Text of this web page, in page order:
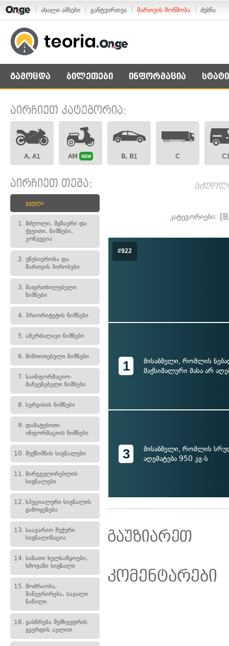
ახალი ამბები განტვირთვა მართვის მოწმობა ძებნა
გამოცდა ბილეთები ინფორმაცია
აირჩიეთ კატეგორია:
A, A1 AM NEW B, B1 C
აირჩიეთ თემა:
ყველა
1. მძღოლი, მგზავრი და
ქვეითი, ნიშნები,
კონვეცია
2. უწესივრობა და
მართვის პირობები
3. მაფრთხილებელი
ნიშნები
4. პრიორიტეტის ნიშნები
5. ამკრძალავი ნიშნები
6. მიმთითებელი ნიშნები
7. საინფორმაციო-
მაჩვენებელი ნიშნები
8. სერვისის ნიშნები
9. დამატებითი
ინფორმაციის ნიშნები
10. შუქნიშნის სიგნალები
11. მარეგულირებლის
სიგნალები
12. სპეციალური სიგნალის
გამოყენება
13. საავარიო შუქური
სიგნალიზაცია
14. სანათი ხელსაწყოები,
ხმოვანი სიგნალი
15. მოძრაობა,
მანევრირება, სავალი
ნაწილი
16. გასწრება შემხვედრის
გვერდის ავლით
კატეგორიები:
#922
1
მისაბმელი, რომლის
მაქსიმალური მასა არ
3
მისაბმელი, რომლის
აღემატება 950 კგ-ს
გაუზიარეთ
კომენტარები